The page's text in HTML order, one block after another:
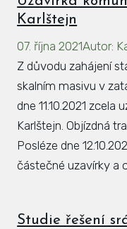
Karlštejn
07. října 2021Autor:
Z důvodu zahájení
skalním masivu v
dne 11.10.2021
Karlštejn. Objízdná
Posléze dne
částečné uzavírky a
Studie řešení